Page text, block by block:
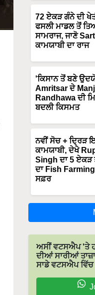
72 ਏਕੜ ਗੰਨੇ ਦੀ
ਫਸਲੀ ਮਾਡਲ ਤੋਂ
ਸਾਮਰਾਜ, ਜਾਣੋ
ਕਾਮਯਾਬੀ ਦਾ ਰਾਜ
'ਕਿਸਾਨ ਤੋਂ ਬਣੇ
Amritsar ਦੇ
Randhawa ਦੀ
ਬਦਲੀ ਕਿਸਮਤ
ਨਵੀਂ ਸੋਚ + ਦ੍ਰਿੜ
ਕਾਮਯਾਬੀ, ਦੇਖੋ
Singh ਦਾ 5
ਦਾ Fish
ਸਫ਼ਰ
ਅਸੀਂ ਵਟਸਐਪ 'ਤੇ
ਦੀਆਂ ਸਾਰੀਆਂ
ਸਾਡੇ ਵਟਸਐਪ ਵਿੱਚ